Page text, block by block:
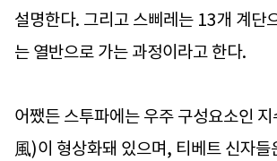
설명한다. 그리고 스삐레는 13개 계단
는 열반으로 가는 과정이라고 한다.
어쨌든 스투파에는 우주 구성요소인
風)이 형상화돼 있으며, 티베트 신자들